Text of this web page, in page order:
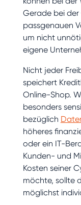
Gerade bei der
passgenauen
um nicht
eigene
Nicht jeder
speichert
Online-Shop.
besonders
bezüglich
höheres
oder ein IT-
Kunden- und
Kosten seiner
möchte, sollte
möglichst